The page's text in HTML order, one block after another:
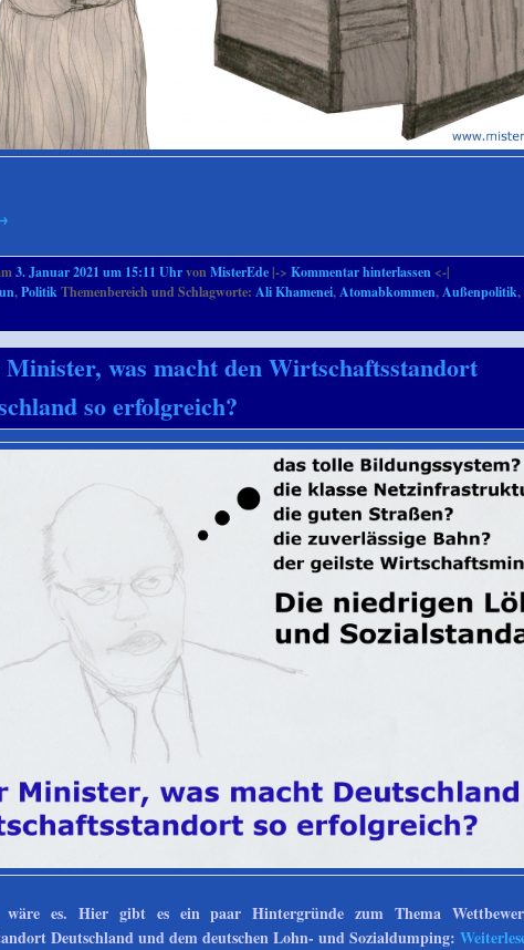
3. Januar 2021 um 15:11 UhrvonMisterEde |->Kommentar hinterlassen <-|
,PolitikThemenbereich und Schlagworte:Ali Khamenei,Atomabkommen,Außenpolitik,
was macht den Wirtschaftsstandort
so erfolgreich?
es. Hier gibt es ein paar Hintergründe zum Thema
Deutschland und dem deutschen Lohn- und Sozialdumping: